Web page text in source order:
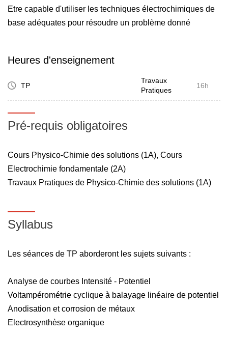
Etre capable d'utiliser les techniques électrochimiques de
base adéquates pour résoudre un problème donné
Heures d'enseignement
TP
Travaux
Pratiques
16h
Pré-requis obligatoires
Cours Physico-Chimie des solutions (1A), Cours
Electrochimie fondamentale (2A)
Travaux Pratiques de Physico-Chimie des solutions (1A)
Syllabus
Les séances de TP aborderont les sujets suivants :
Analyse de courbes Intensité - Potentiel
Voltampérométrie cyclique à balayage linéaire de potentiel
Anodisation et corrosion de métaux
Electrosynthèse organique